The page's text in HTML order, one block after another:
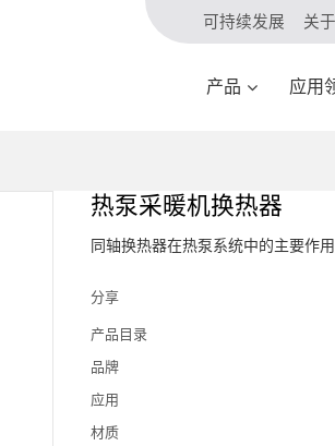
可持续发展 关
产品 应用
热泵采暖机换热器
同轴换热器在热泵系统中的主要作
分享
产品目录
品牌
应用
材质